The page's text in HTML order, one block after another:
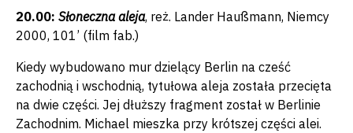
20.00: Słoneczna aleja, reż. Lander Haußmann, Niemcy
2000, 101’ (film fab.)
Kiedy wybudowano mur dzielący Berlin na cześć
zachodnią i wschodnią, tytułowa aleja została przecięta
na dwie części. Jej dłuższy fragment został w Berlinie
Zachodnim. Michael mieszka przy krótszej części alei.